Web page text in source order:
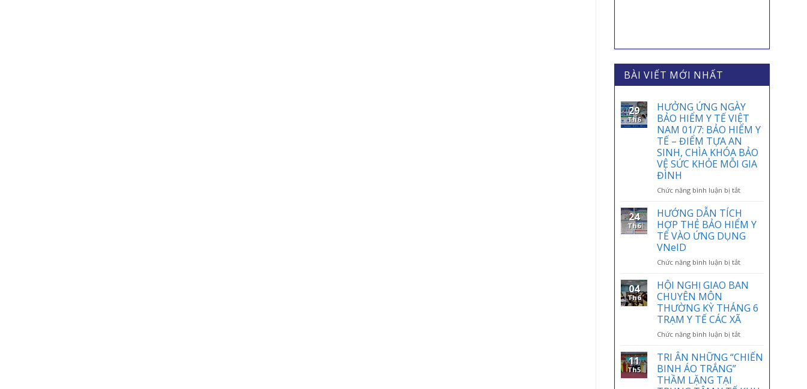
BÀI VIẾT MỚI NHẤT
29
Th6
HƯỞNG ỨNG NGÀY
BẢO HIỂM Y TẾ VIỆT
NAM 01/7: BẢO HIỂM Y
TẾ – ĐIỂM TỰA AN
SINH, CHÌA KHÓA BẢO
VỆ SỨC KHỎE MỖI GIA
ĐÌNH
Chức năng bình luận bị tắtở
ỨNG
NGÀY
BẢO
HIỂM
TẾ
NAM
01/7:
HIỂM
Y
TẾ
ĐIỂM
TỰA
24
Th6
HƯỚNG DẪN TÍCH
HỢP THẺ BẢO HIỂM Y
TẾ VÀO ỨNG DỤNG
VNeID
Chức năng bình luận bị tắtở
DẪN
HỢP
THẺ
BẢO
HIỂM
TẾ
VÀO
04
Th6
HỘI NGHỊ GIAO BAN
CHUYÊN MÔN
THƯỜNG KỲ THÁNG 6
TRẠM Y TẾ CÁC XÃ
Chức năng bình luận bị tắtở
NGHỊ
11
Th5
TRI ÂN NHỮNG “CHIẾN
BINH ÁO TRẮNG”
THẦM LẶNG TẠI